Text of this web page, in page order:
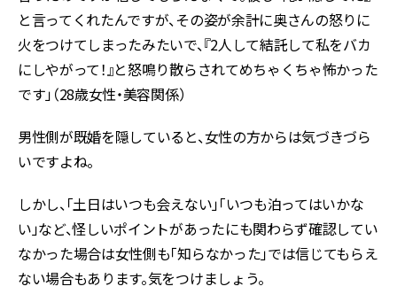
と言ってくれたんですが、その姿が余計に奥さんの怒りに
火をつけてしまったみたいで、『2人して結託して私をバカ
にしやがって！』と怒鳴り散らされてめちゃくちゃ怖かった
です」（28歳女性・美容関係）
男性側が既婚を隠していると、女性の方からは気づきづら
いですよね。
しかし、「土日はいつも会えない」「いつも泊ってはいかな
い」など、怪しいポイントがあったにも関わらず確認してい
なかった場合は女性側も「知らなかった」では信じてもらえ
ない場合もあります。気をつけましょう。